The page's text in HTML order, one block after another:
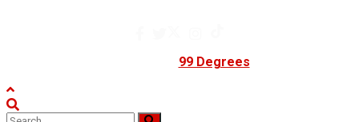
99 Degrees